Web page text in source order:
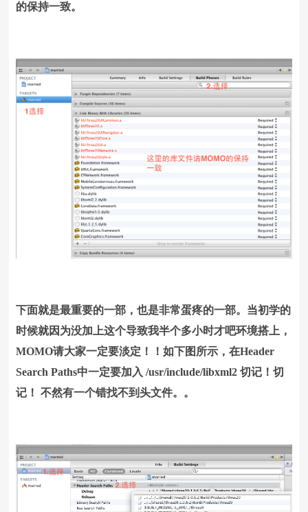
的保持一致。
下面就是最重要的一部，也是非常蛋疼的一部。当初学的
时候就因为没加上这个导致我半个多小时才吧环境搭上，
MOMO请大家一定要淡定！！如下图所示，在Header
Search Paths中一定要加入 /usr/include/libxml2 切记！切
记！ 不然有一个错找不到头文件。。